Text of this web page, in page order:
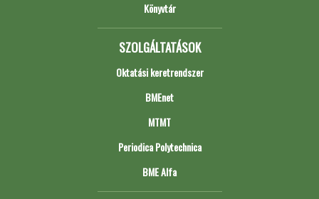
Könyvtár
SZOLGÁLTATÁSOK
Oktatási keretrendszer
BMEnet
MTMT
Periodica Polytechnica
BME Alfa